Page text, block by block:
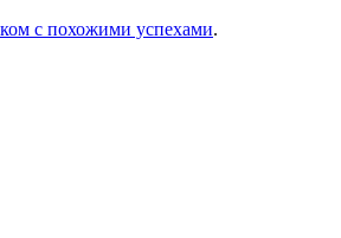
с похожими успехами.